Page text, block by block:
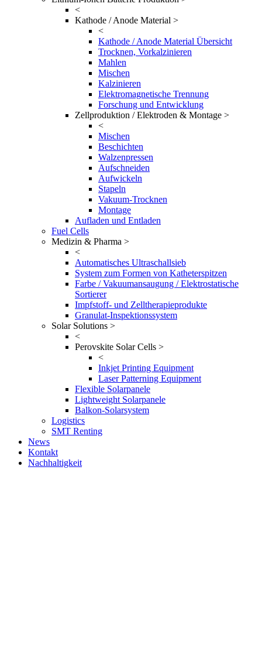
<
Kathode / Anode Material >
<
Kathode / Anode Material Übersicht
Trocknen, Vorkalzinieren
Mahlen
Mischen
Kalzinieren
Elektromagnetische Trennung
Forschung und Entwicklung
Zellproduktion / Elektroden & Montage >
<
Mischen
Beschichten
Walzenpressen
Aufschneiden
Aufwickeln
Stapeln
Vakuum-Trocknen
Montage
Aufladen und Entladen
Fuel Cells
Medizin & Pharma >
<
Automatisches Ultraschallsieb
System zum Formen von Katheterspitzen
Farbe / Vakuumansaugung / Elektrostatische
Sortierer
Impfstoff- und Zelltherapieprodukte
Granulat-Inspektionssystem
Solar Solutions >
<
Perovskite Solar Cells >
<
Inkjet Printing Equipment
Laser Patterning Equipment
Flexible Solarpanele
Lightweight Solarpanele
Balkon-Solarsystem
Logistics
SMT Renting
News
Kontakt
Nachhaltigkeit